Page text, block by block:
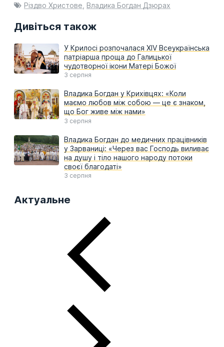
Різдво Христове Владика Богдан Дзюрах
Дивіться також
3 серпня
У Крилосі розпочалася XIV Всеукраїнська
патріарша проща до Галицької
чудотворної ікони Матері Божої
3 серпня
Владика Богдан у Крихівцях: «Коли
маємо любов між собою — це є знаком,
що Бог живе між нами»
3 серпня
Владика Богдан до медичних працівників
у Зарваниці: «Через вас Господь виливає
на душу і тіло нашого народу потоки
своєї благодаті»
Актуальне